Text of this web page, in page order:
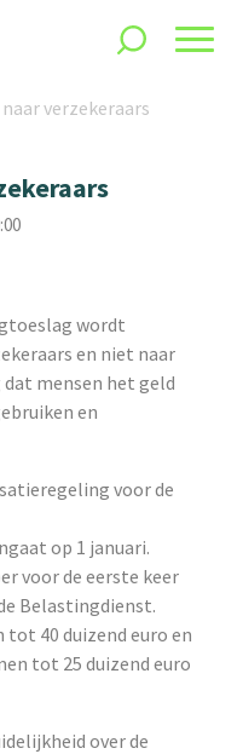
verzekeraars
wordt
en niet naar
dat mensen het geld
en
voor de
op 1 januari.
voor de eerste keer
Belastingdienst.
40 duizend euro en
tot 25 duizend euro
over de